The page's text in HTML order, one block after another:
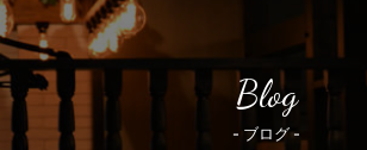
Blog
- ブログ -